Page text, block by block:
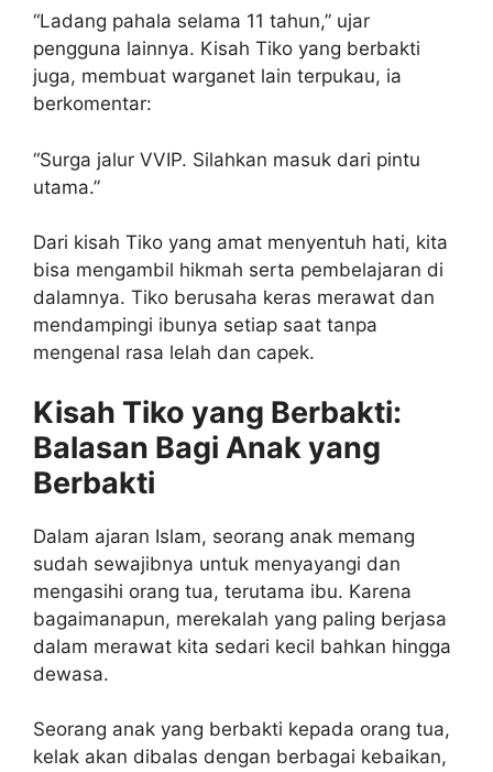
“Ladang pahala selama 11 tahun,” ujar
pengguna lainnya. Kisah Tiko yang berbakti
juga, membuat warganet lain terpukau, ia
berkomentar:
“Surga jalur VVIP. Silahkan masuk dari pintu
utama.”
Dari kisah Tiko yang amat menyentuh hati, kita
bisa mengambil hikmah serta pembelajaran di
dalamnya. Tiko berusaha keras merawat dan
mendampingi ibunya setiap saat tanpa
mengenal rasa lelah dan capek.
Kisah Tiko yang Berbakti:
Balasan Bagi Anak yang
Berbakti
Dalam ajaran Islam, seorang anak memang
sudah sewajibnya untuk menyayangi dan
mengasihi orang tua, terutama ibu. Karena
bagaimanapun, merekalah yang paling berjasa
dalam merawat kita sedari kecil bahkan hingga
dewasa.
Seorang anak yang berbakti kepada orang tua,
kelak akan dibalas dengan berbagai kebaikan,